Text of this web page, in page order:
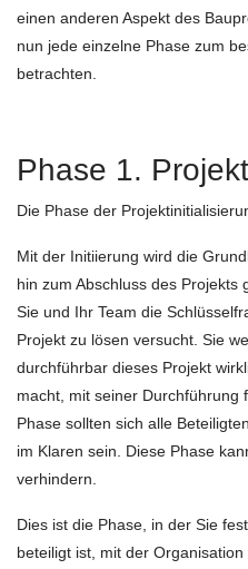
einen anderen Aspekt des
nun jede einzelne Phase zum
betrachten.
Phase 1.
Die Phase der
Mit der Initiierung wird die
hin zum Abschluss des Projekts
Sie und Ihr Team die
Projekt zu lösen versucht. Sie
durchführbar dieses Projekt
macht, mit seiner Durchführung
Phase sollten sich alle
im Klaren sein. Diese Phase
verhindern.
Dies ist die Phase, in der Sie
beteiligt ist, mit der